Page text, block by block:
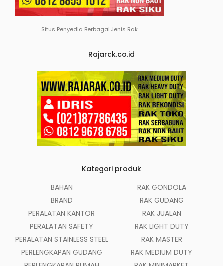
Situs Penyedia Berbagai Jenis Rak
Rajarak.co.id
Kategori produk
BAHAN
BRAND
PERALATAN KANTOR
PERALATAN SAFETY
PERALATAN STAINLESS STEEL
PERLENGKAPAN GUDANG
RAK GONDOLA
RAK GUDANG
RAK JUALAN
RAK LIGHT DUTY
RAK MASTER
RAK MEDIUM DUTY